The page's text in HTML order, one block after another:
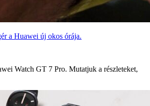
a Huawei új okos órája.
Watch GT 7 Pro. Mutatjuk a részleteket,